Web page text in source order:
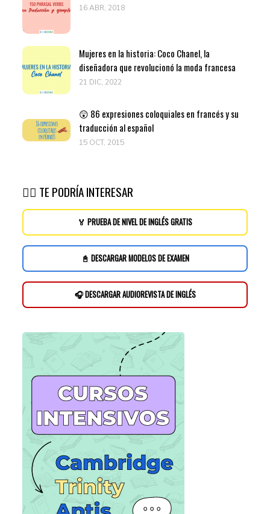
16 ABR, 2018
Mujeres en la historia: Coco Chanel, la
diseñadora que revolucionó la moda francesa
21 DIC, 2022
😲 86 expresiones coloquiales en francés y su
traducción al español
15 OCT, 2015
👉🏽 TE PODRÍA INTERESAR
🏅 PRUEBA DE NIVEL DE INGLÉS GRATIS
📓 DESCARGAR MODELOS DE EXAMEN
🎧 DESCARGAR AUDIOREVISTA DE INGLÉS